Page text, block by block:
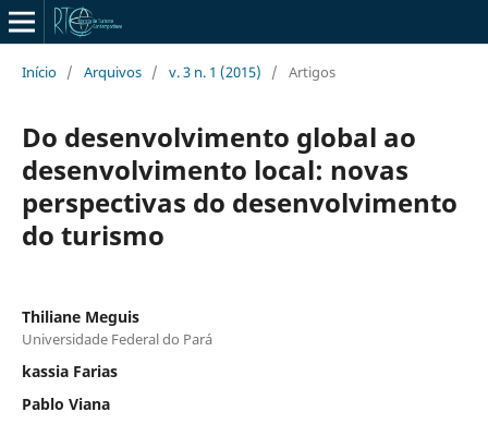
Início / Arquivos / v. 3 n. 1 (2015) / Artigos
Do desenvolvimento global ao
desenvolvimento local: novas
perspectivas do desenvolvimento
do turismo
Thiliane Meguis
Universidade Federal do Pará
kassia Farias
Pablo Viana